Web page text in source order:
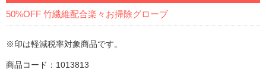
50%OFF 竹繊維配合楽々お掃除グローブ
※印は軽減税率対象商品です。
商品コード：1013813